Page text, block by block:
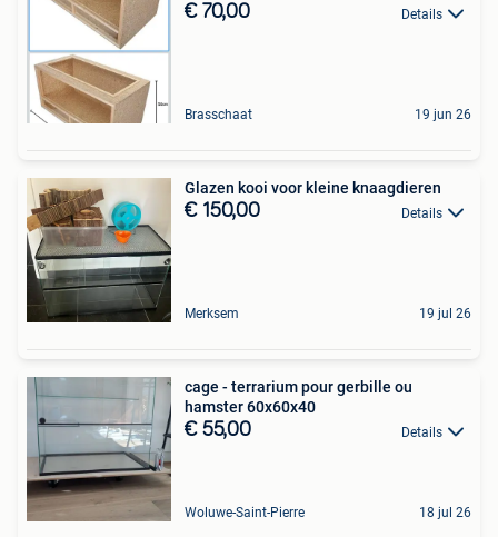
€ 70,00 Details
Brasschaat 19 jun 26
Glazen kooi voor kleine knaagdieren
€ 150,00 Details
Merksem 19 jul 26
cage - terrarium pour gerbille ou
hamster 60x60x40
€ 55,00 Details
Woluwe-Saint-Pierre 18 jul 26